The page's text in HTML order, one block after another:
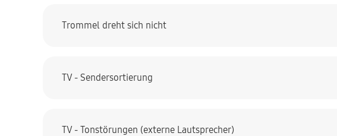
Trommel dreht sich nicht
TV - Sendersortierung
TV - Tonstörungen (externe Lautsprecher)